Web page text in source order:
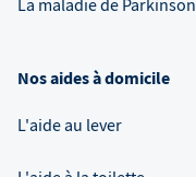
La maladie de Parkinson
Nos aides à domicile
L'aide au lever